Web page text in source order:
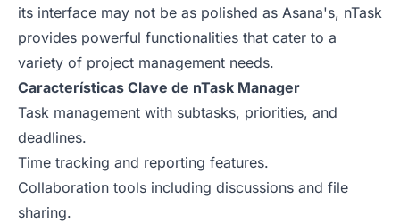
its interface may not be as polished as Asana's, nTask
provides powerful functionalities that cater to a
variety of project management needs.
Características Clave de nTask Manager
Task management with subtasks, priorities, and
deadlines.
Time tracking and reporting features.
Collaboration tools including discussions and file
sharing.